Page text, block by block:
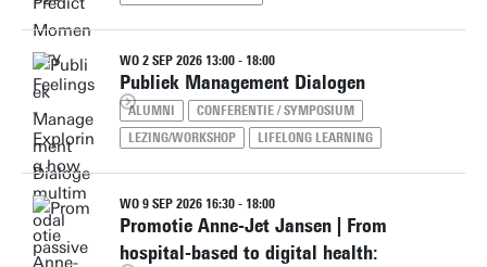
WO 2 SEP 2026 13:00 - 18:00
Publiek Management Dialogen
ALUMNI
CONFERENTIE / SYMPOSIUM
LEZING/WORKSHOP
LIFELONG LEARNING
WO 9 SEP 2026 16:30 - 18:00
Promotie Anne-Jet Jansen | From
hospital-based to digital health: